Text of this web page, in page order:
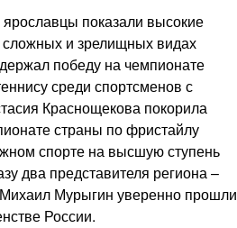
показали высокие
сложных и зрелищных видах
победу на чемпионате
среди спортсменов с
Краснощекова покорила
страны по фристайлу
спорте на высшую ступень
два представителя региона –
Мурыгин уверенно прошли
России.